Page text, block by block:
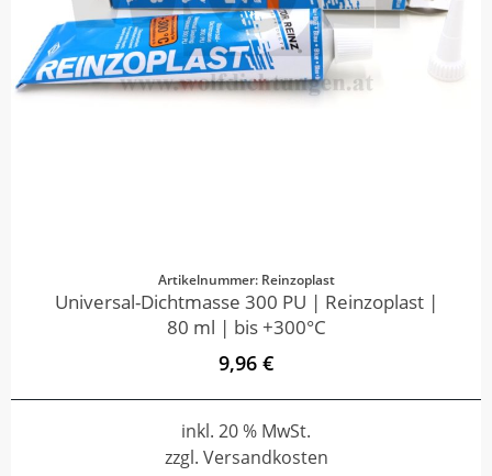
Artikelnummer: Reinzoplast
Universal-Dichtmasse 300 PU | Reinzoplast |
80 ml | bis +300°C
9,96 €
inkl. 20 % MwSt.
zzgl. Versandkosten